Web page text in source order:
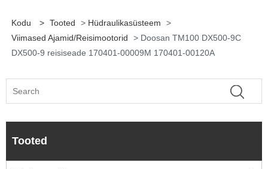
Kodu > Tooted > Hüdraulikasüsteem
>
Viimased Ajamid/reisimootorid
> Doosan TM100 DX500-9C
DX500-9 reisiseade 170401-00009M 170401-00120A
Tooted